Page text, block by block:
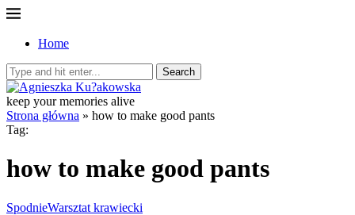
Home
Search
keep your memories alive
Strona główna » how to make good pants
Tag:
how to make good pants
SpodnieWarsztat krawiecki